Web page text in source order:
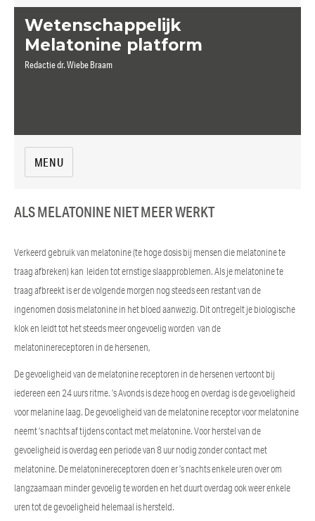
Wetenschappelijk
Melatonine platform
Redactie dr. Wiebe Braam
MENU
ALS MELATONINE NIET MEER WERKT
Verkeerd gebruik van melatonine (te hoge dosis bij mensen die melatonine te
traag afbreken) kan leiden tot ernstige slaapproblemen. Als je melatonine te
traag afbreekt is er de volgende morgen nog steeds een restant van de
ingenomen dosis melatonine in het bloed aanwezig. Dit ontregelt je biologische
klok en leidt tot het steeds meer ongevoelig worden van de
melatoninereceptoren in de hersenen,
De gevoeligheid van de melatonine receptoren in de hersenen vertoont bij
iedereen een 24 uurs ritme. ’s Avonds is deze hoog en overdag is de gevoeligheid
voor melanine laag. De gevoeligheid van de melatonine receptor voor melatonine
neemt ’s nachts af tijdens contact met melatonine. Voor herstel van de
gevoeligheid is overdag een periode van 8 uur nodig zonder contact met
melatonine. De melatoninereceptoren doen er ’s nachts enkele uren over om
langzaamaan minder gevoelig te worden en het duurt overdag ook weer enkele
uren tot de gevoeligheid helemaal is hersteld.